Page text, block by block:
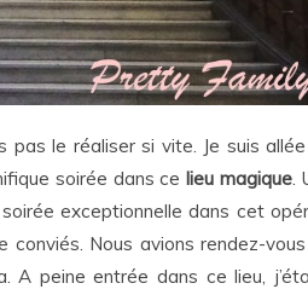
pas le réaliser si vite. Je suis
soirée dans ce lieu magique .
exceptionnelle dans cet
conviés. Nous avions rendez-
A peine entrée dans ce lieu,